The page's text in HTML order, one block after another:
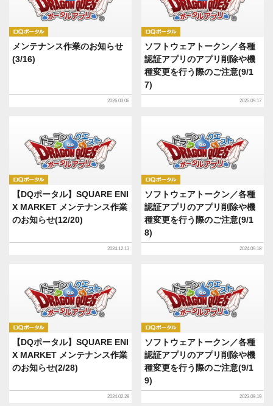
メンテナンス作業のお知らせ
(3/16)
2026.03.06
ソフトウェアトークン／各種
認証アプリのアプリ削除や機
種変更を行う際のご注意(9/1
7)
2025.09.17
【DQポータル】SQUARE ENI
X MARKET メンテナンス作業
のお知らせ(12/20)
2024.12.13
ソフトウェアトークン／各種
認証アプリのアプリ削除や機
種変更を行う際のご注意(9/1
8)
2024.09.18
【DQポータル】SQUARE ENI
X MARKET メンテナンス作業
のお知らせ(2/28)
2024.02.28
ソフトウェアトークン／各種
認証アプリのアプリ削除や機
種変更を行う際のご注意(9/1
9)
2023.09.19